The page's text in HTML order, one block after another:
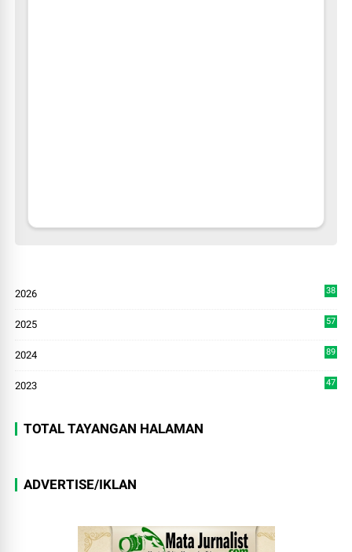
2026
38
2025
57
2024
89
2023 47
TOTAL TAYANGAN HALAMAN
ADVERTISE/IKLAN